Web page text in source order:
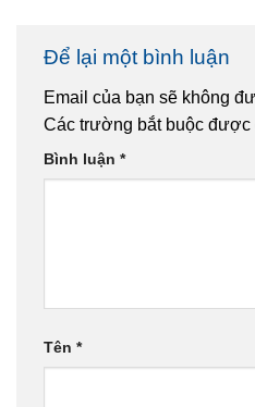
Để lại một bình luận
Email của bạn sẽ không
Các trường bắt buộc được
Bình luận *
Tên *